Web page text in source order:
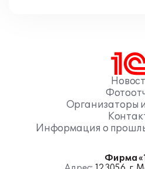
Организаторы
Информация о
Фирма